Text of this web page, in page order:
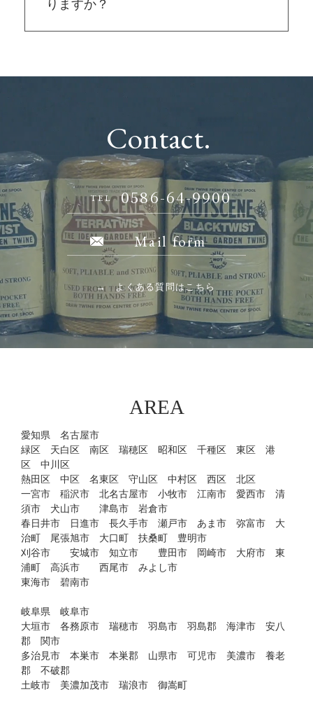
りますか？
Contact.
TEL 0586-64-9900
Mail form
よくある質問はこちら
AREA
愛知県 名古屋市
緑区 天白区 南区 瑞穂区 昭和区 千種区 東区 港
区 中川区
熱田区 中区 名東区 守山区 中村区 西区 北区
一宮市 稲沢市 北名古屋市 小牧市 江南市 愛西市 清
須市 犬山市 津島市 岩倉市
春日井市 日進市 長久手市 瀬戸市 あま市 弥富市 大
治町 尾張旭市 大口町 扶桑町 豊明市
刈谷市 安城市 知立市 豊田市 岡崎市 大府市 東
浦町 高浜市 西尾市 みよし市
東海市 碧南市
岐阜県 岐阜市
大垣市 各務原市 瑞穂市 羽島市 羽島郡 海津市 安八
郡 関市
多治見市 本巣市 本巣郡 山県市 可児市 美濃市 養老
郡 不破郡
土岐市 美濃加茂市 瑞浪市 御嵩町